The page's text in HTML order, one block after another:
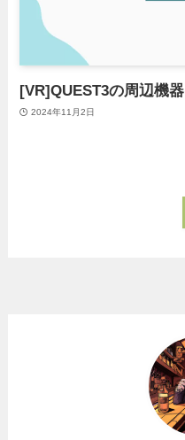
[VR]QUEST3の周辺機器
2024年11月2日